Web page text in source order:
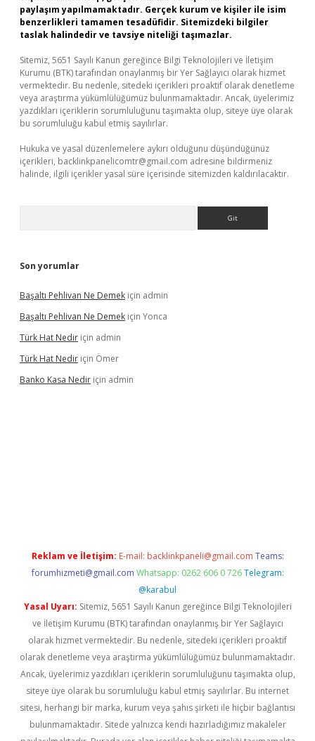
paylaşım yapılmamaktadır. Gerçek kurum ve kişiler ile isim
benzerlikleri tamamen tesadüfidir. Sitemizdeki bilgiler
taslak halindedir ve tavsiye niteliği taşımazlar.
Sitemiz, 5651 Sayılı Kanun gereğince Bilgi Teknolojileri ve İletişim
Kurumu (BTK) tarafından onaylanmış bir Yer Sağlayıcı olarak hizmet
vermektedir. Bu nedenle, sitedeki içerikleri proaktif olarak denetleme
veya araştırma yükümlülüğümüz bulunmamaktadır. Ancak, üyelerimiz
yazdıkları içeriklerin sorumluluğunu taşımakta olup, siteye üye olarak
bu sorumluluğu kabul etmiş sayılırlar.
Hukuka ve yasal düzenlemelere aykırı olduğunu düşündüğünüz
içerikleri, backlinkpanelicomtr@gmail.com adresine bildirmeniz
halinde, ilgili içerikler yasal süre içerisinde sitemizden kaldırılacaktır.
Son yorumlar
Başaltı Pehlivan Ne Demek için admin
Başaltı Pehlivan Ne Demek için Yonca
Türk Hat Nedir için admin
Türk Hat Nedir için Ömer
Banko Kasa Nedir için admin
Reklam ve İletişim: E-mail: backlinkpaneli@gmail.com Teams:
forumhizmeti@gmail.com Whatsapp: 0262 606 0 726 Telegram:
@karabul
Yasal Uyarı: Sitemiz, 5651 Sayılı Kanun gereğince Bilgi Teknolojileri
ve İletişim Kurumu (BTK) tarafından onaylanmış bir Yer Sağlayıcı
olarak hizmet vermektedir. Bu nedenle, sitedeki içerikleri proaktif
olarak denetleme veya araştırma yükümlülüğümüz bulunmamaktadır.
Ancak, üyelerimiz yazdıkları içeriklerin sorumluluğunu taşımakta olup,
siteye üye olarak bu sorumluluğu kabul etmiş sayılırlar. Bu internet
sitesi, herhangi bir marka, kurum veya şahıs şirketi ile hiçbir bağlantısı
bulunmamaktadır. Sitede yalnızca kendi hazırladığımız makaleler